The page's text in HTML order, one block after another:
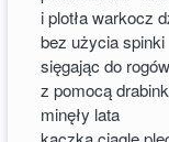
i plotła warkocz
bez użycia spinki
sięgając do rogów
z pomocą
minęły lata